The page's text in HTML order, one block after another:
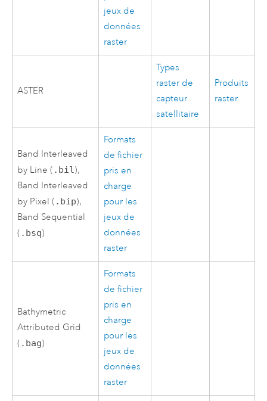
jeux de
données
raster
ASTER
Types
raster de
capteur
satellitaire
Produits
raster
Band Interleaved
by Line ( .bil),
Band Interleaved
by Pixel ( .bip),
Band Sequential
( .bsq)
Formats
de fichier
pris en
charge
pour les
jeux de
données
raster
Bathymetric
Attributed Grid
( .bag)
Formats
de fichier
pris en
charge
pour les
jeux de
données
raster